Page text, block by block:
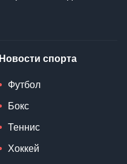
Новости спорта
Футбол
Бокс
Теннис
Хоккей